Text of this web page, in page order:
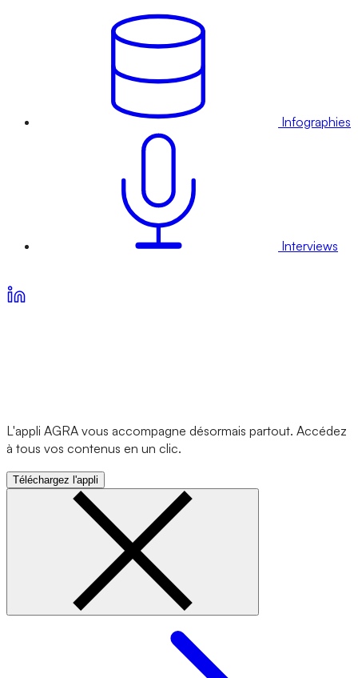
Infographies
Interviews
L'appli AGRA vous accompagne désormais partout. Accédez
à tous vos contenus en un clic.
Téléchargez l'appli